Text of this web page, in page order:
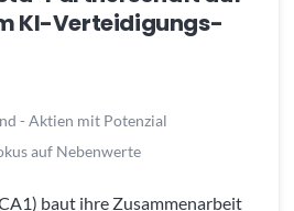
KI-Verteidigungs-
- Aktien mit Potenzial
auf Nebenwerte
baut ihre Zusammenarbeit